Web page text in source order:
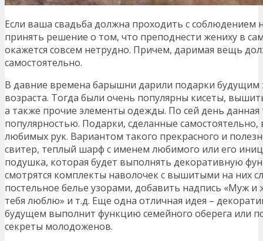
Если ваша свадьба должна проходить с соблюдением
принять решение о том, что преподнести жениху в
окажется совсем нетрудно. Причем, даримая вещь
самостоятельно.
В давние времена барышни дарили подарки будущим
возраста. Тогда были очень популярны кисеты,
а также прочие элементы одежды. По сей день
популярностью. Подарки, сделанные самостоятельно,
любимых рук. Вариантом такого прекрасного и
свитер, теплый шарф с именем любимого или его
подушка, которая будет выполнять декоративную
смотрятся комплекты наволочек с вышитыми на них
постельное белье узорами, добавить надпись «Муж и
тебя люблю» и т.д. Еще одна отличная идея –
будущем выполнит функцию семейного оберега или
секреты молодоженов.